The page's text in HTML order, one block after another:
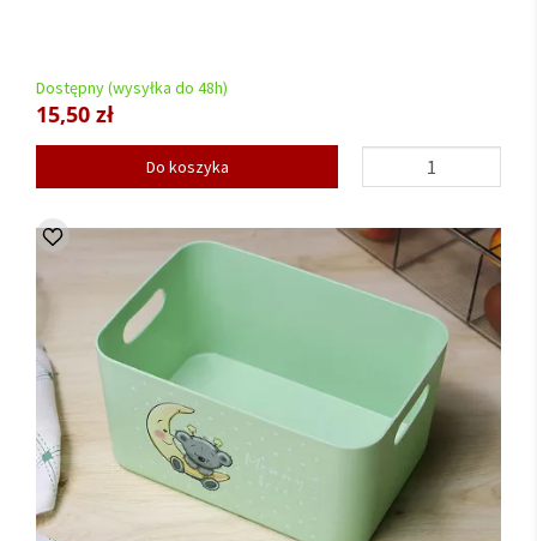
Dostępny (wysyłka do 48h)
15,50 zł
Do koszyka